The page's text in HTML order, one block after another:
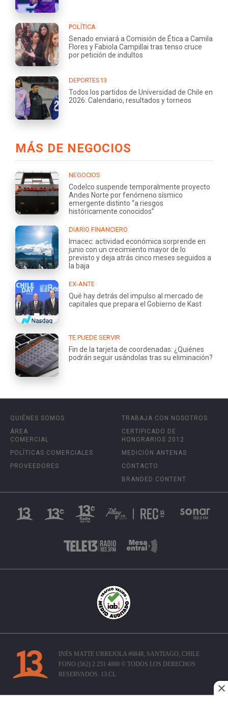
POLÍTICA
Senado enviará a Comisión de Ética a Camila
Flores y Fabiola Campillai tras tenso cruce
por petición de indultos
DEPORTES13
Todos los partidos de Universidad de Chile en
2026: Calendario, resultados y torneos
MÁS DE NEGOCIOS
NEGOCIOS
Codelco suspende temporalmente proyecto
Andes Norte por fenómeno sísmico
emergente distinto “a riesgos
históricamente conocidos”
DIARIO FINANCIERO
Imacec: actividad económica sorprende en
junio con un crecimiento mayor de lo
previsto y deja atrás cinco meses seguidos a
la baja
EX-ANTE
Qué hay detrás del impulso al mercado de
capitales que prepara el Gobierno de Kast
TE PUEDE SERVIR
Fin de la tarjeta de coordenadas: ¿Quiénes
podrán seguir usándolas tras su eliminación?
QUIÉNES SOMOS
ÁREA
COMERCIAL
POLÍTICAS COMERCIALES
PROVEEDORES
TRABAJA CON NOSOTROS
CERTIFICADO DE
HONORARIOS 2012
MEDICIÓN ANTENAS
CONTACTO
BRANDED CONTENT
INÉS MATTE URREJOLA #0848, SANTIAGO, CHILE
FONO (562) 2 251 4000 © TODOS LOS DERECHOS
RESERVADOS. 13.CL